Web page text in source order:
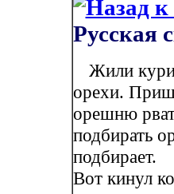
Русская
Жили
орехи.
орешню
подбирать
подбирает.
Вот кинул